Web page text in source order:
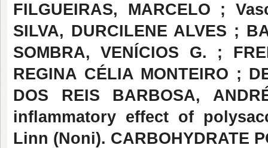
FILGUEIRAS, MARCELO ;
SILVA, DURCILENE ALVES ;
SOMBRA, VENÍCIOS G. ;
REGINA CÉLIA MONTEIRO ;
DOS REIS BARBOSA,
inflammatory effect of
Linn (Noni). CARBOHYDRATE